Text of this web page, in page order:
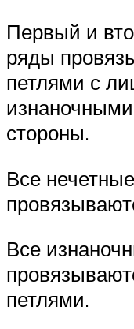
Первый и
ряды
петлями с
стороны.
Все
Все
петлями.